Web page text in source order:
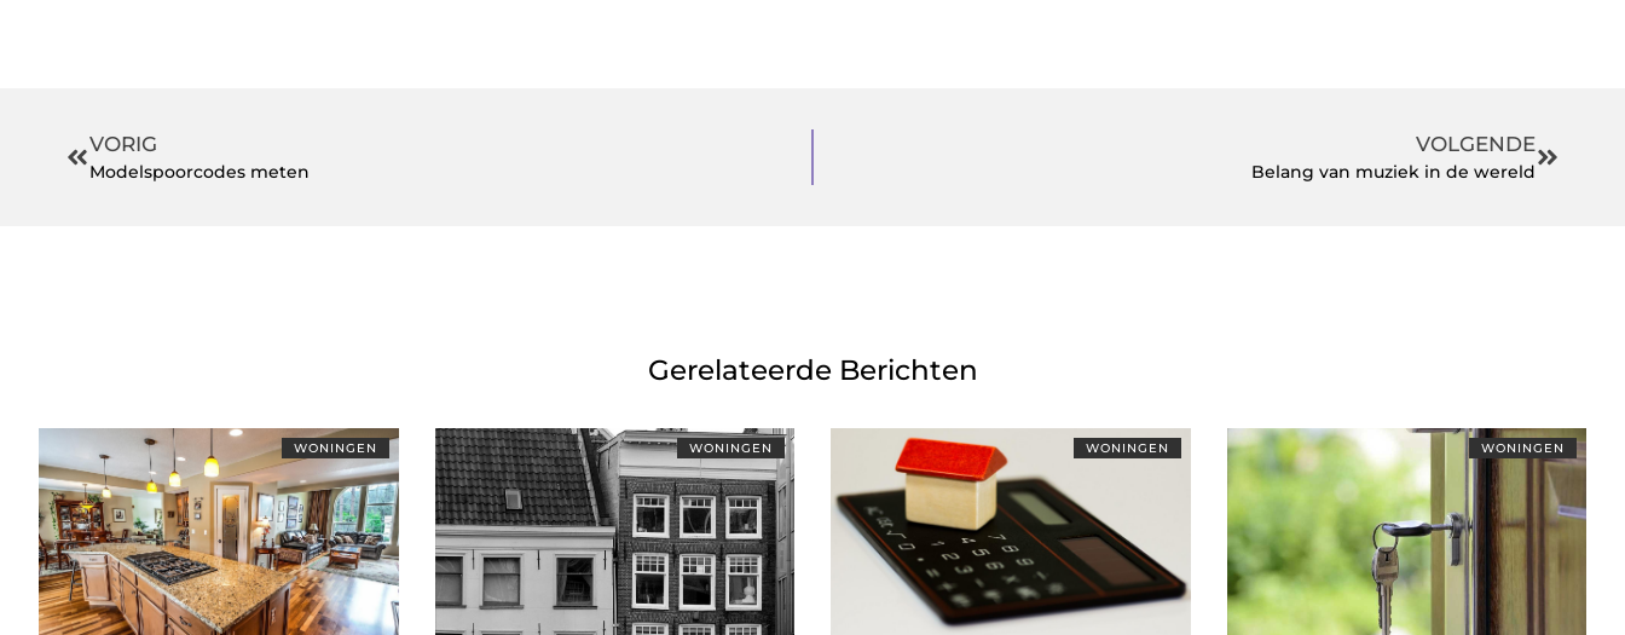
VORIG
Modelspoorcodes meten
VOLGENDE
Belang van muziek in de wereld
Gerelateerde Berichten
WONINGEN WONINGEN WONINGEN WONINGEN